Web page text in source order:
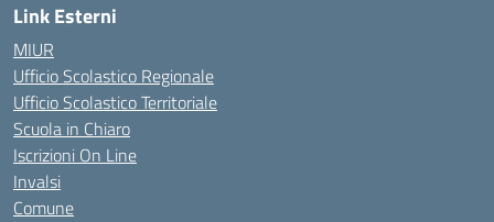
Link Esterni
MIUR
Ufficio Scolastico Regionale
Ufficio Scolastico Territoriale
Scuola in Chiaro
Iscrizioni On Line
Invalsi
Comune